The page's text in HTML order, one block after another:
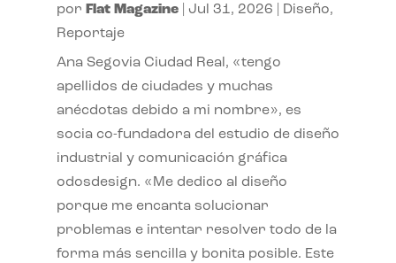
por Flat Magazine| Jul 31, 2026 Diseño,
Reportaje
Ana Segovia Ciudad Real, «tengo
apellidos de ciudades y muchas
anécdotas debido a mi nombre», es
socia co-fundadora del estudio de diseño
industrial y comunicación gráfica
odosdesign. «Me dedico al diseño
porque me encanta solucionar
problemas e intentar resolver todo de la
forma más sencilla y bonita posible. Este